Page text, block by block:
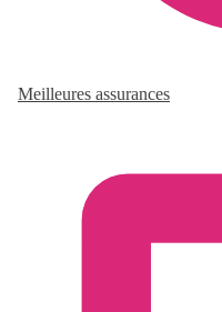
Meilleures assurances